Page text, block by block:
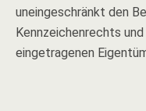
uneingeschränkt den
Kennzeichenrechts
eingetragenen